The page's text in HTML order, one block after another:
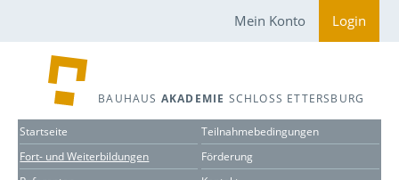
Mein Konto Login
BAUHAUS AKADEMIE SCHLOSS ETTERSBURG
Startseite
Fort- und Weiterbildungen
Teilnahmebedingungen
Förderung